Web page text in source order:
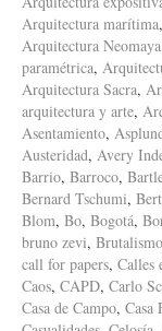
Arquitectura marítima,
Arquitectura Neomaya
paramétrica,
Arquitectura Sacra,
arquitectura y arte,
Asentamiento,
Austeridad, Avery
Barrio, Barroco,
Bernard Tschumi,
Blom, Bo, Bogotá,
bruno zevi, Brutalismo
call for papers, Calles
Caos, CAPD, Carlo
Casa de Campo, Casa